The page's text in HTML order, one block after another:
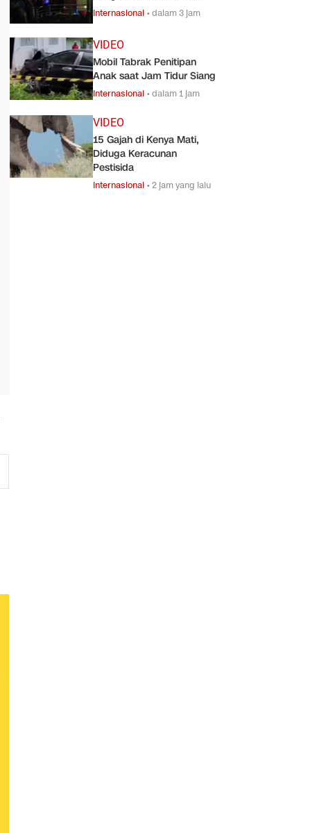
Internasional •dalam 3 jam
VIDEO
Mobil Tabrak Penitipan
Anak saat Jam Tidur Siang
Internasional •dalam 1 jam
VIDEO
15 Gajah di Kenya Mati,
Diduga Keracunan
Pestisida
Internasional •2 jam yang lalu